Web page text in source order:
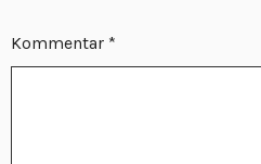
Kommentar *